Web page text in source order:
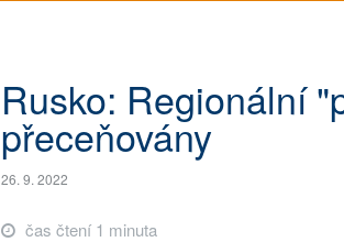
Rusko: Regionální
přeceňovány
26. 9. 2022
čas čtení 1 minuta